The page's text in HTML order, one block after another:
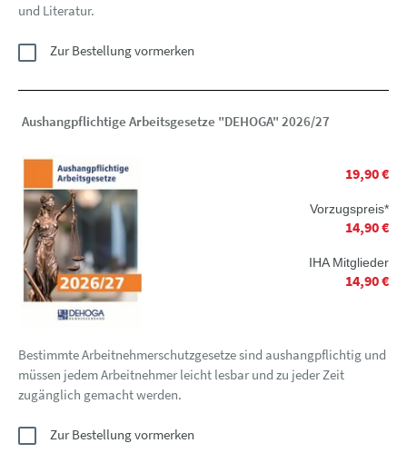
und Literatur.
Zur Bestellung vormerken
Aushangpflichtige Arbeitsgesetze "DEHOGA" 2026/27
19,90 €
Vorzugspreis*
14,90 €
IHA Mitglieder
14,90 €
Bestimmte Arbeitnehmerschutzgesetze sind aushangpflichtig und
müssen jedem Arbeitnehmer leicht lesbar und zu jeder Zeit
zugänglich gemacht werden.
Zur Bestellung vormerken